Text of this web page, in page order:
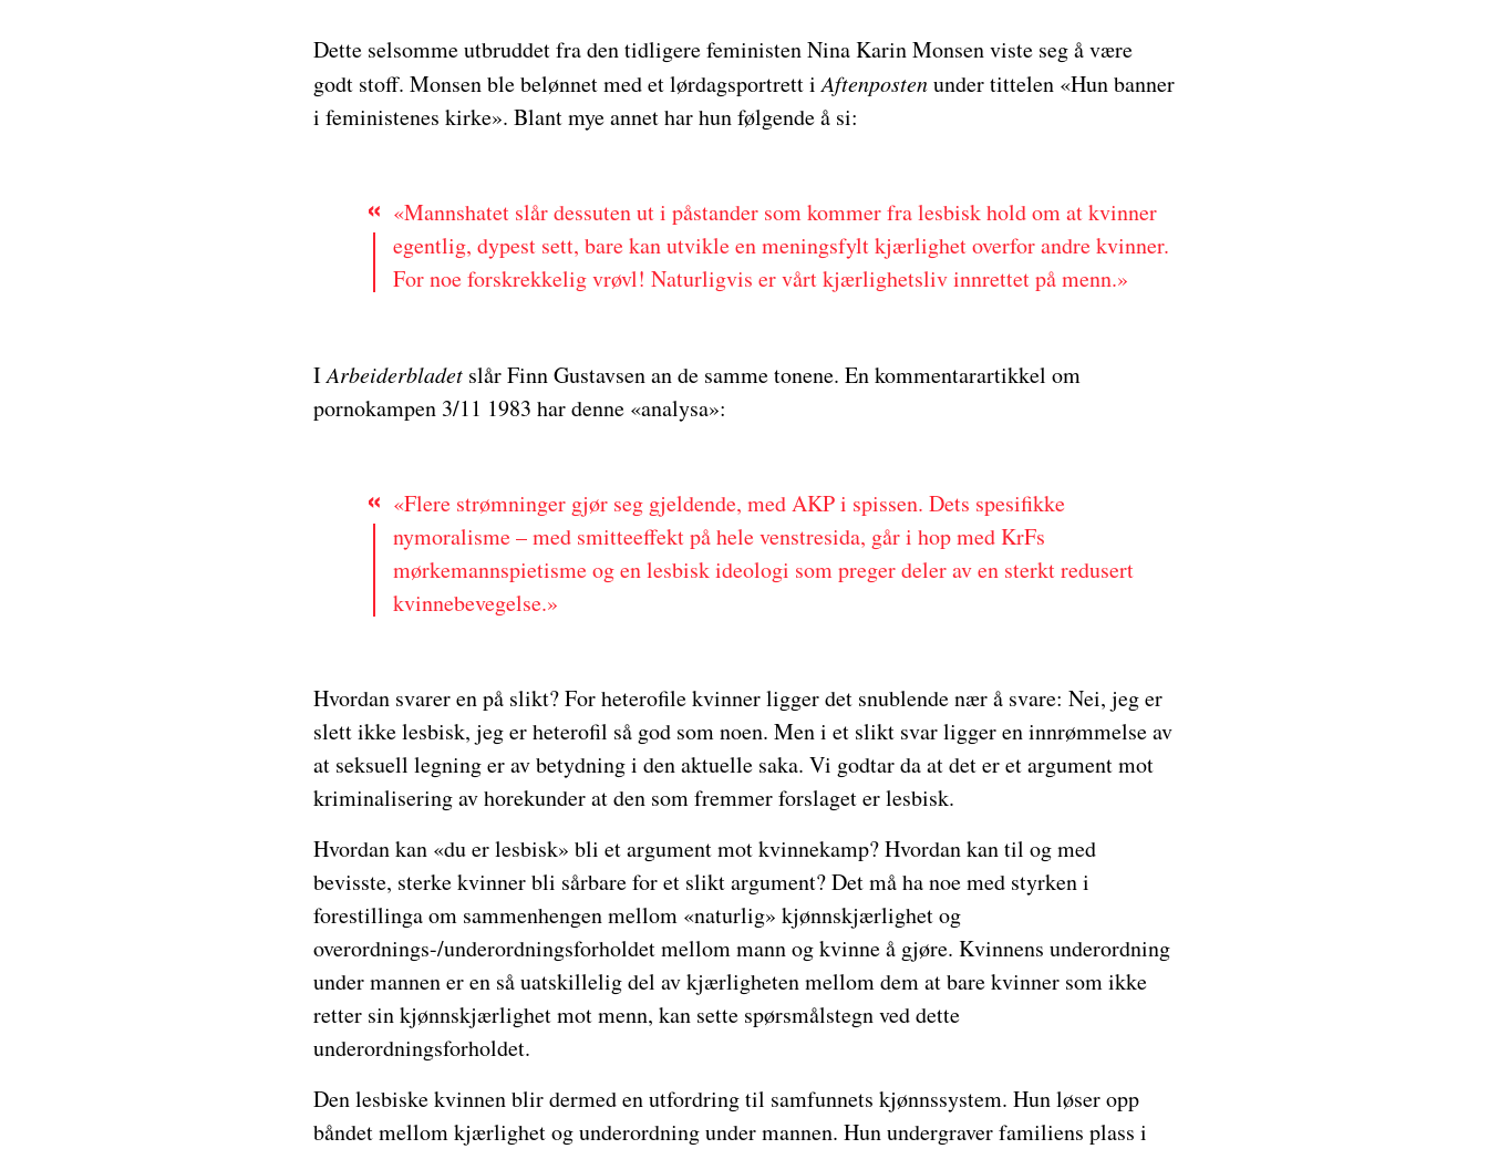
Dette selsomme utbruddet fra den tidligere feministen Nina Karin Monsen viste seg å være
godt stoff. Monsen ble belønnet med et lørdagsportrett iAftenpostenunder tittelen «Hun banner
i feministenes kirke». Blant mye annet har hun følgende å si:
«Mannshatet slår dessuten ut i påstander som kommer fra lesbisk hold om at kvinner
egentlig, dypest sett, bare kan utvikle en meningsfylt kjærlighet overfor andre kvinner.
For noe forskrekkelig vrøvl! Naturligvis er vårt kjærlighetsliv innrettet på menn.»
IArbeiderbladetslår Finn Gustavsen an de samme tonene. En kommentarartikkel om
pornokampen 3/11 1983 har denne «analysa»:
«Flere strømninger gjør seg gjeldende, med AKP i spissen. Dets spesifikke
nymoralisme – med smitteeffekt på hele venstresida, går i hop med KrFs
mørkemannspietisme og en lesbisk ideologi som preger deler av en sterkt redusert
kvinnebevegelse.»
Hvordan svarer en på slikt? For heterofile kvinner ligger det snublende nær å svare: Nei, jeg er
slett ikke lesbisk, jeg er heterofil så god som noen. Men i et slikt svar ligger en innrømmelse av
at seksuell legning er av betydning i den aktuelle saka. Vi godtar da at det er et argument mot
kriminalisering av horekunder at den som fremmer forslaget er lesbisk.
Hvordan kan «du er lesbisk» bli et argument mot kvinnekamp? Hvordan kan til og med
bevisste, sterke kvinner bli sårbare for et slikt argument? Det må ha noe med styrken i
forestillinga om sammenhengen mellom «naturlig» kjønnskjærlighet og
overordnings-/underordningsforholdet mellom mann og kvinne å gjøre. Kvinnens underordning
under mannen er en så uatskillelig del av kjærligheten mellom dem at bare kvinner som ikke
retter sin kjønnskjærlighet mot menn, kan sette spørsmålstegn ved dette
underordningsforholdet.
Den lesbiske kvinnen blir dermed en utfordring til samfunnets kjønnssystem. Hun løser opp
båndet mellom kjærlighet og underordning under mannen. Hun undergraver familiens plass i